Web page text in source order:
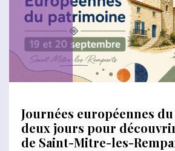
Journées européennes
deux jours pour
de Saint-Mitre-les-